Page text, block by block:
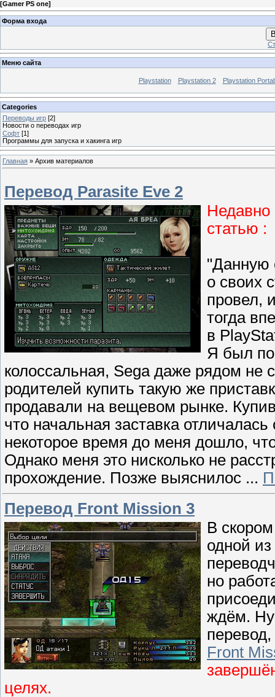
[Gamer PS one]
Форма входа
Меню сайта
Playstation Playstation 2 Playstation
Categories
Переводы игр [2]
Новости о переводах игр
Софт [1]
Программы для запуска и хакинга игр
Главная » Архив материалов
Перевод Parasite Eve 2
Недавно
статью :
"Данную
о своих
провел,
тогда
в
Я был
колоссальная, Sega даже рядом не
родителей купить такую же
продавали на вещевом рынке.
что начальная заставка
некоторое время до меня дошло,
Однако меня это нисколько не
прохождение. Позже выяснилос ...
Перевод Front Mission 3
В
одной
но
ждём. Ну
перевод,
Front
целях.